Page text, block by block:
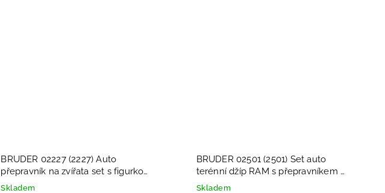
BRUDER 02227 (2227) Auto
přepravník na zvířata set s figurkou
kráva model 1:16 plast
Skladem
BRUDER 02501 (2501) Set auto
terénní džíp RAM s přepravníkem a
koněm model 1:16
Skladem